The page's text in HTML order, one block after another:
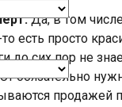
Да, в том
есть просто
до сих пор не
обязательно
продажей